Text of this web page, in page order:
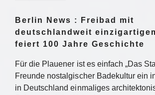
Berlin News : Freibad mit
deutschlandweit
feiert 100 Jahre Geschichte
Für die Plauener ist es einfach „Das
Freunde nostalgischer Badekultur ein
in Deutschland einmaliges